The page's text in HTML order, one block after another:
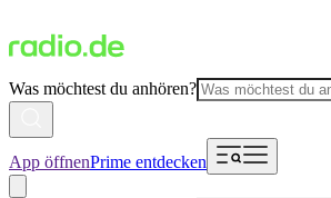
Was möchtest du anhören?
App öffnenPrime entdecken